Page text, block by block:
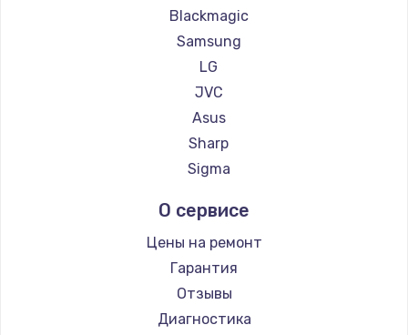
Blackmagic
Samsung
LG
JVC
Asus
Sharp
Sigma
О сервисе
Цены на ремонт
Гарантия
Отзывы
Диагностика